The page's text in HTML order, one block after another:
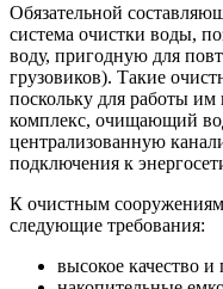
Обязательной
система очистки воды,
воду, пригодную для
грузовиков). Такие
поскольку для работы им
комплекс, очищающий
централизованную
подключения к
К очистным
следующие требования:
высокое качество и